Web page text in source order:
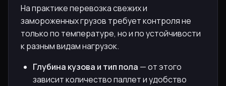
На практике перевозка свежих и
замороженных грузов требует контроля не
только по температуре, но и по устойчивости
к разным видам нагрузок.
Глубина кузова и тип пола — от этого
зависит количество паллет и удобство